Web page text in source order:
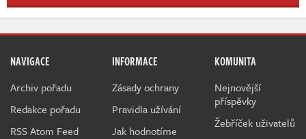
NAVIGACE
Archiv pořadu
Redakce pořadu
RSS Atom Feed
INFORMACE
Zásady ochrany
Pravidla užívání
Jak hodnotíme
KOMUNITA
Nejnovější
příspěvky
Žebříček uživatelů